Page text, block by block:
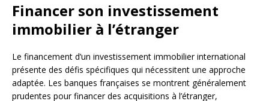
Financer son investissement
immobilier à l’étranger
Le financement d’un investissement immobilier international
présente des défis spécifiques qui nécessitent une approche
adaptée. Les banques françaises se montrent généralement
prudentes pour financer des acquisitions à l’étranger,